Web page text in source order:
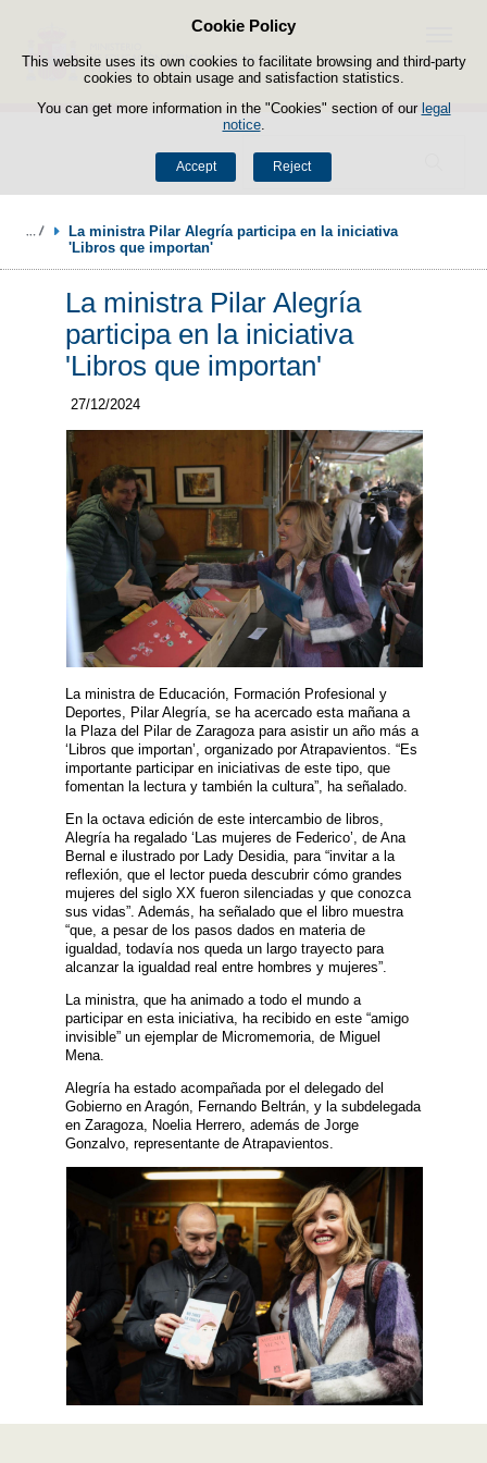
Cookie Policy
This website uses its own cookies to facilitate browsing and third-party
cookies to obtain usage and satisfaction statistics.
You can get more information in the "Cookies" section of our legal
notice.
Accept Reject
Skip to content
Search
Menu
La ministra Pilar Alegría participa en la iniciativa
'Libros que importan'
La ministra Pilar Alegría
participa en la iniciativa
'Libros que importan'
27/12/2024
La ministra de Educación, Formación Profesional y
Deportes, Pilar Alegría, se ha acercado esta mañana a
la Plaza del Pilar de Zaragoza para asistir un año más a
‘Libros que importan’, organizado por Atrapavientos. “Es
importante participar en iniciativas de este tipo, que
fomentan la lectura y también la cultura”, ha señalado.
En la octava edición de este intercambio de libros,
Alegría ha regalado ‘Las mujeres de Federico’, de Ana
Bernal e ilustrado por Lady Desidia, para “invitar a la
reflexión, que el lector pueda descubrir cómo grandes
mujeres del siglo XX fueron silenciadas y que conozca
sus vidas”. Además, ha señalado que el libro muestra
“que, a pesar de los pasos dados en materia de
igualdad, todavía nos queda un largo trayecto para
alcanzar la igualdad real entre hombres y mujeres”.
La ministra, que ha animado a todo el mundo a
participar en esta iniciativa, ha recibido en este “amigo
invisible” un ejemplar de Micromemoria, de Miguel
Mena.
Alegría ha estado acompañada por el delegado del
Gobierno en Aragón, Fernando Beltrán, y la subdelegada
en Zaragoza, Noelia Herrero, además de Jorge
Gonzalvo, representante de Atrapavientos.